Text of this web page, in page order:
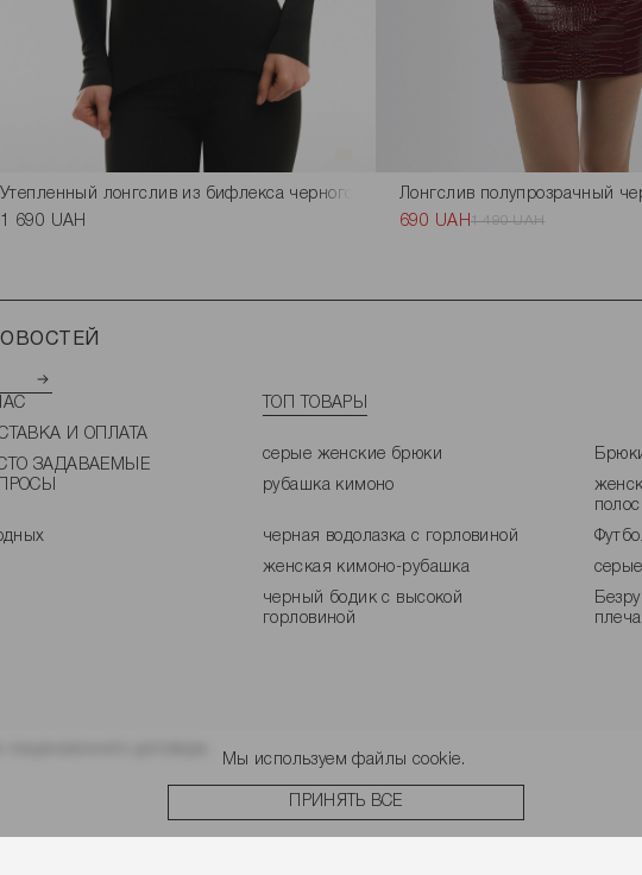
Утепленный лонгслив из бифлекса черного цвета
1 690 UAH
Лонгслив полупрозрачный
690 UAH1 490 UAH
И ОПЛАТА
ЗАДАВАЕМЫЕ
ТОП ТОВАРЫ
серые женские брюки
рубашка кимоно
черная водолазка с горловиной
женская кимоно-рубашка
черный бодик с высокой
горловиной
Мы используем файлы cookie.
ПРИНЯТЬ ВСЕ